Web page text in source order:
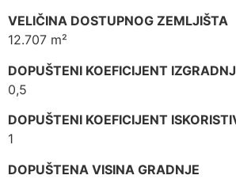
VELIČINA DOSTUPNOG ZEMLJIŠTA
12.707 m²
DOPUŠTENI KOEFICIJENT
0,5
DOPUŠTENI KOEFICIJENT
1
DOPUŠTENA VISINA GRADNJE